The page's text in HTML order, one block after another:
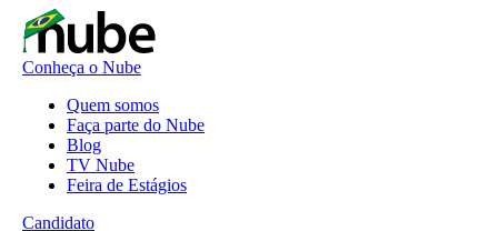
Conheça o Nube
Quem somos
Faça parte do Nube
Blog
TV Nube
Feira de Estágios
Candidato